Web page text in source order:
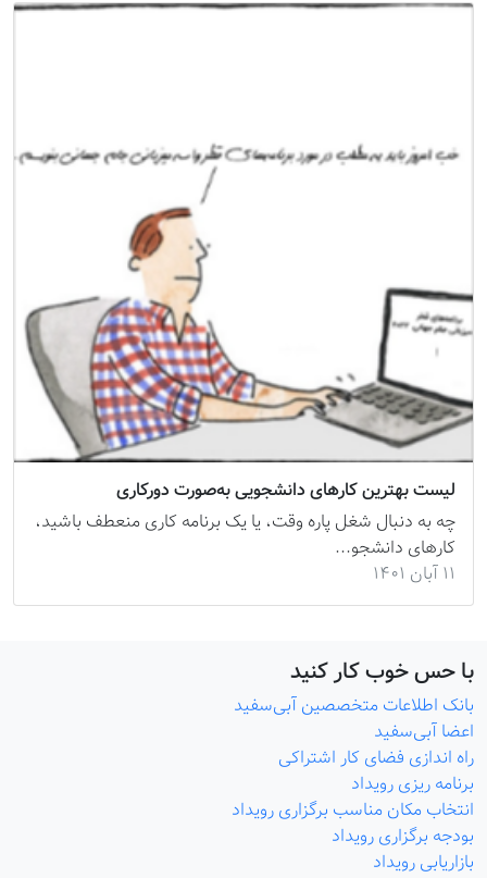
لیست بهترین کارهای دانشجویی به‌صورت دورکاری
چه به دنبال شغل پاره وقت، یا یک برنامه کاری منعطف باشید،
کارهای دانشجو...
با حس خوب کار کنید
بانک اطلاعات متخصصین آبی‌سفید
اعضا آبی‌سفید
راه اندازی فضای کار اشتراکی
برنامه ریزی رویداد
انتخاب مکان مناسب برگزاری رویداد
بودجه برگزاری رویداد
بازاریابی رویداد